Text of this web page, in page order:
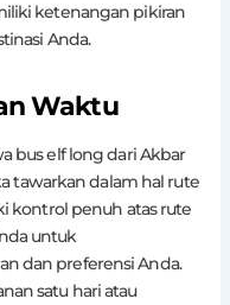
ketenangan pikiran
Anda.
Waktu
bus elf long dari Akbar
tawarkan dalam hal rute
kontrol penuh atas rute
untuk
dan preferensi Anda.
satu hari atau